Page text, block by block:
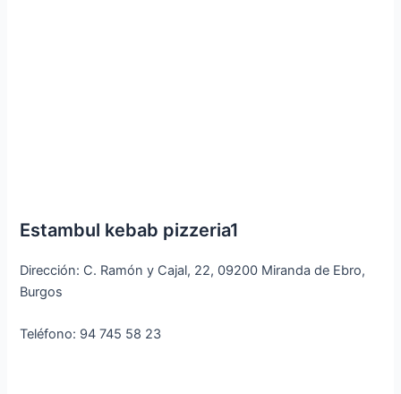
Estambul kebab pizzeria1
Dirección: C. Ramón y Cajal, 22, 09200 Miranda de Ebro,
Burgos
Teléfono: 94 745 58 23